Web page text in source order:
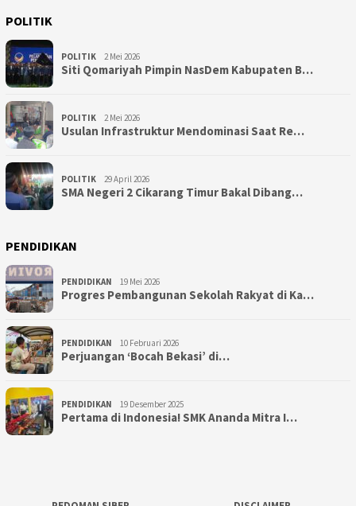
POLITIK
POLITIK 2 Mei 2026
Siti Qomariyah Pimpin NasDem Kabupaten B…
POLITIK 2 Mei 2026
Usulan Infrastruktur Mendominasi Saat Re…
POLITIK 29 April 2026
SMA Negeri 2 Cikarang Timur Bakal Dibang…
PENDIDIKAN
PENDIDIKAN 19 Mei 2026
Progres Pembangunan Sekolah Rakyat di Ka…
PENDIDIKAN 10 Februari 2026
Perjuangan ‘Bocah Bekasi’ di…
PENDIDIKAN 19 Desember 2025
Pertama di Indonesia! SMK Ananda Mitra I…